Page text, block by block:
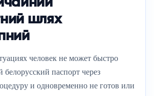
шлях
человек не может быстро
паспорт через
и одновременно не готов или